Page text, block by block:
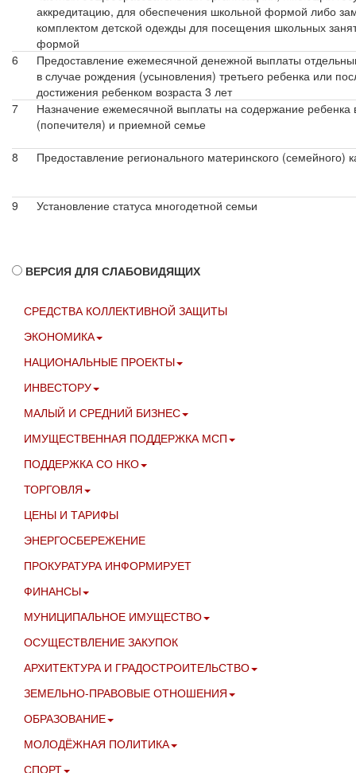
аккредитацию, для обеспечения школьной формой либо
комплектом детской одежды для посещения школьных
формой
6
Предоставление ежемесячной денежной выплаты
в случае рождения (усыновления) третьего ребенка или
достижения ребенком возраста 3 лет
7
Назначение ежемесячной выплаты на содержание ребенка
(попечителя) и приемной семье
8 Предоставление регионального материнского (семейного)
9 Установление статуса многодетной семьи
ВЕРСИЯ ДЛЯ СЛАБОВИДЯЩИХ
СРЕДСТВА КОЛЛЕКТИВНОЙ ЗАЩИТЫ
ЭКОНОМИКА
НАЦИОНАЛЬНЫЕ ПРОЕКТЫ
ИНВЕСТОРУ
МАЛЫЙ И СРЕДНИЙ БИЗНЕС
ИМУЩЕСТВЕННАЯ ПОДДЕРЖКА МСП
ПОДДЕРЖКА СО НКО
ТОРГОВЛЯ
ЦЕНЫ И ТАРИФЫ
ЭНЕРГОСБЕРЕЖЕНИЕ
ПРОКУРАТУРА ИНФОРМИРУЕТ
ФИНАНСЫ
МУНИЦИПАЛЬНОЕ ИМУЩЕСТВО
ОСУЩЕСТВЛЕНИЕ ЗАКУПОК
АРХИТЕКТУРА И ГРАДОСТРОИТЕЛЬСТВО
ЗЕМЕЛЬНО-ПРАВОВЫЕ ОТНОШЕНИЯ
ОБРАЗОВАНИЕ
МОЛОДЁЖНАЯ ПОЛИТИКА
СПОРТ